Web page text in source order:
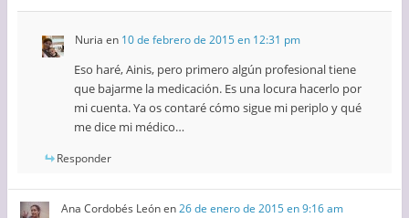
Nuria en 10 de febrero de 2015 en 12:31 pm
Eso haré, Ainis, pero primero algún profesional tiene
que bajarme la medicación. Es una locura hacerlo por
mi cuenta. Ya os contaré cómo sigue mi periplo y qué
me dice mi médico…
Responder
Ana Cordobés Leónen26 de enero de 2015 en 9:16 am